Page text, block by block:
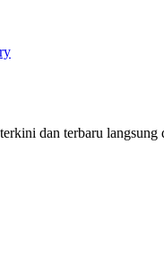
dan terbaru langsung